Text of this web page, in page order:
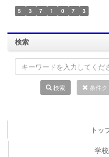
5 3 7 1 0 7 3
検索
検索 条件ク
トッ
学